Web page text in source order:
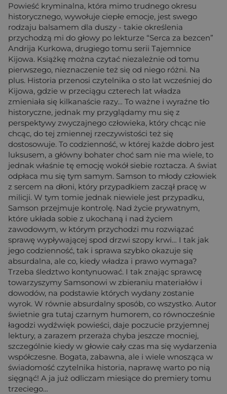
Powieść kryminalna, która mimo trudnego okresu
historycznego, wywołuje ciepłe emocje, jest swego
rodzaju balsamem dla duszy - takie określenia
przychodzą mi do głowy po lekturze “Serca za bezcen”
Andrija Kurkowa, drugiego tomu serii Tajemnice
Kijowa. Książkę można czytać niezależnie od tomu
pierwszego, nieznaczenie też się od niego różni. Na
plus. Historia przenosi czytelnika o sto lat wcześniej do
Kijowa, gdzie w przeciągu czterech lat władza
zmieniała się kilkanaście razy… To ważne i wyraźne tło
historyczne, jednak my przyglądamy mu się z
perspektywy zwyczajnego człowieka, który chcąc nie
chcąc, do tej zmiennej rzeczywistości też się
dostosowuje. To codzienność, w której każde dobro jest
luksusem, a główny bohater choć sam nie ma wiele, to
jednak właśnie tę emocję wokół siebie roztacza. A świat
odpłaca mu się tym samym. Samson to młody człowiek
z sercem na dłoni, który przypadkiem zaczął pracę w
milicji. W tym tomie jednak niewiele jest przypadku,
Samson przejmuje kontrolę. Nad życie prywatnym,
które układa sobie z ukochaną i nad życiem
zawodowym, w którym przychodzi mu rozwiązać
sprawę wypływającej spod drzwi szopy krwi… I tak jak
jego codzienność, tak i sprawa szybko okazuje się
absurdalna, ale co, kiedy władza i prawo wymaga?
Trzeba śledztwo kontynuować. I tak znając sprawcę
towarzyszymy Samsonowi w zbieraniu materiałów i
dowodów, na podstawie których wydany zostanie
wyrok. W równie absurdalny sposób, co wszystko. Autor
świetnie gra tutaj czarnym humorem, co równocześnie
łagodzi wydźwięk powieści, daje poczucie przyjemnej
lektury, a zarazem przeraża chyba jeszcze mocniej,
szczególnie kiedy w głowie cały czas ma się wydarzenia
współczesne. Bogata, zabawna, ale i wiele wnosząca w
świadomość czytelnika historia, naprawę warto po nią
sięgnąć! A ja już odliczam miesiące do premiery tomu
trzeciego…